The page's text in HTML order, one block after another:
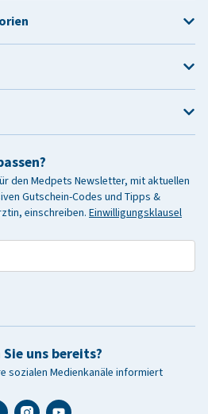
den Medpets Newsletter, mit aktuellen
Gutschein-Codes und Tipps &
einschreiben. Einwilligungsklausel
Sie uns bereits?
sozialen Medienkanäle informiert